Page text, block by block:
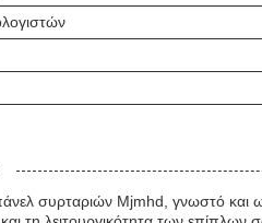
συρταριών Mjmhd, γνωστό και